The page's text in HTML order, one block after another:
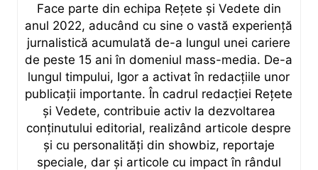
Face parte din echipa Rețete și Vedete din
anul 2022, aducând cu sine o vastă experiență
jurnalistică acumulată de-a lungul unei cariere
de peste 15 ani în domeniul mass-media. De-a
lungul timpului, Igor a activat în redacțiile unor
publicații importante. În cadrul redacției Rețete
și Vedete, contribuie activ la dezvoltarea
conținutului editorial, realizând articole despre
și cu personalități din showbiz, reportaje
speciale, dar și articole cu impact în rândul